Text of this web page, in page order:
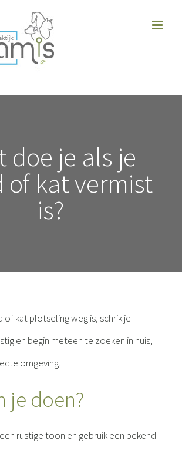
doe je als je
of kat vermist
is?
of kat plotseling weg is, schrik je
en begin meteen te zoeken in huis,
omgeving.
je doen?
rustige toon en gebruik een bekend